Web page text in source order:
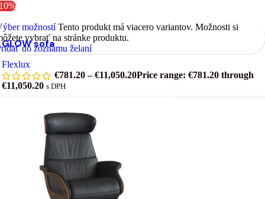
možností Tento produkt má viacero variantov. Možnosti si
vybrať na stránke produktu.
do zoznamu želaní
GLOW sofa
Flexlux
€781.20 – €11,050.20Price range: €781.20 through
€11,050.20 s DPH